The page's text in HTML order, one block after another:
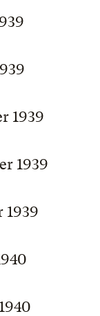
1939
1939
1939